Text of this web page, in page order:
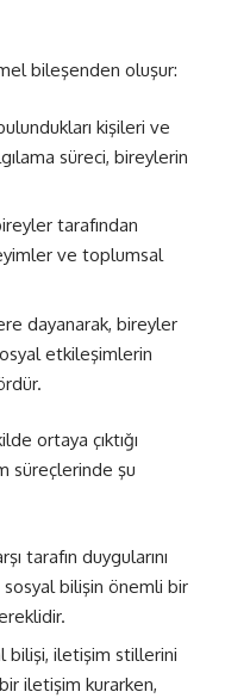
bileşenden oluşur:
kişileri ve
süreci, bireylerin
tarafından
ve toplumsal
dayanarak, bireyler
etkileşimlerin
ortaya çıktığı
süreçlerinde şu
tarafın duygularını
bilişin önemli bir
bilişi, iletişim stillerini
iletişim kurarken,